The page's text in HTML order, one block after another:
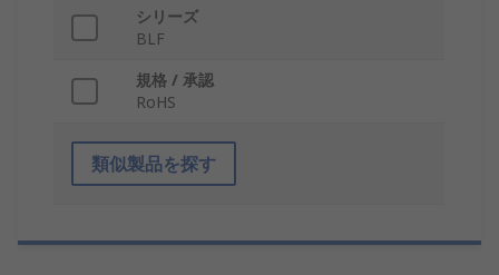
シリーズ
BLF
規格 / 承認
RoHS
類似製品を探す